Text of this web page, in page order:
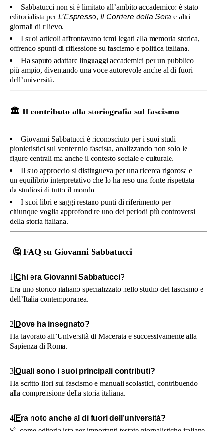
Sabbatucci non si è limitato all’ambito accademico: è stato
editorialista perL’Espresso, Il Corriere della Sera e altri
giornali di rilievo.
I suoi articoli affrontavano temi legati alla memoria storica,
offrendo spunti di riflessione su fascismo e politica italiana.
Ha saputo adattare linguaggi accademici per un pubblico
più ampio, diventando una voce autorevole anche al di fuori
dell’università.
🏛️ Il contributo alla storiografia sul fascismo
Giovanni Sabbatucci è riconosciuto per i suoi studi
pionieristici sul ventennio fascista, analizzando non solo le
figure centrali ma anche il contesto sociale e culturale.
Il suo approccio si distingueva per una ricerca rigorosa e
un equilibrio interpretativo che lo ha reso una fonte rispettata
da studiosi di tutto il mondo.
I suoi libri e saggi restano punti di riferimento per
chiunque voglia approfondire uno dei periodi più controversi
della storia italiana.
🤔FAQ su Giovanni Sabbatucci
1️ Chi era Giovanni Sabbatucci?
Era uno storico italiano specializzato nello studio del fascismo e
dell’Italia contemporanea.
2️ Dove ha insegnato?
Ha lavorato all’Università di Macerata e successivamente alla
Sapienza di Roma.
3️ Quali sono i suoi principali contributi?
Ha scritto libri sul fascismo e manuali scolastici, contribuendo
alla comprensione della storia italiana.
4️ Era noto anche al di fuori dell’università?